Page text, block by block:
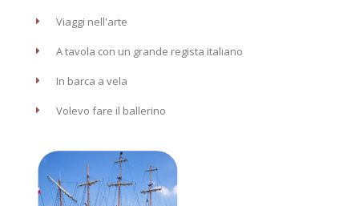
Viaggi nell'arte
A tavola con un grande regista italiano
In barca a vela
Volevo fare il ballerino